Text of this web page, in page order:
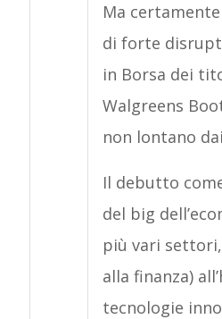
Ma
di forte
in Borsa dei
Walgreens
non lontano
Il debutto
del big
più vari
alla finanza)
tecnologie